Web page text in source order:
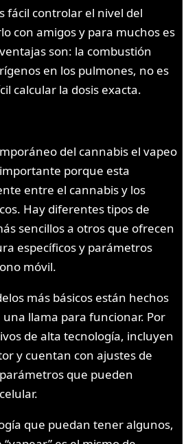
fácil controlar el nivel del
con amigos y para muchos es
son: la combustión
en los pulmones, no es
calcular la dosis exacta.
del cannabis el vapeo
porque esta
entre el cannabis y los
Hay diferentes tipos de
sencillos a otros que ofrecen
específicos y parámetros
móvil.
más básicos están hechos
llama para funcionar. Por
de alta tecnología, incluyen
y cuentan con ajustes de
que pueden
que puedan tener algunos,